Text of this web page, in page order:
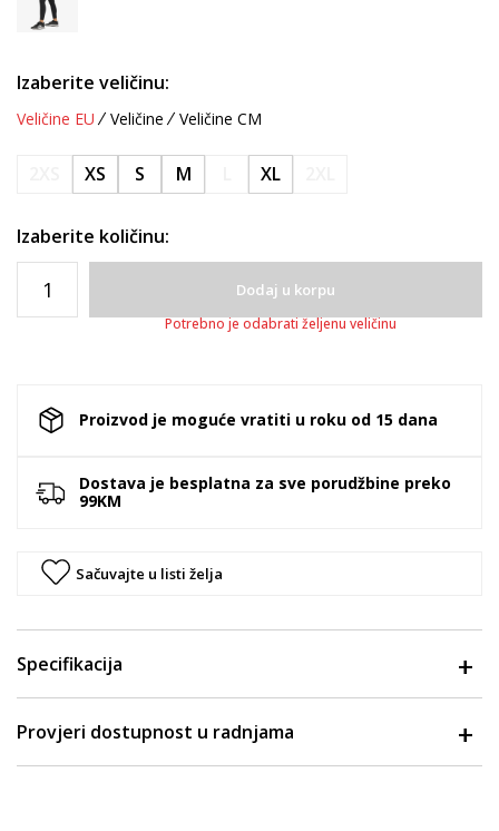
Izaberite veličinu:
Veličine EU Veličine Veličine CM
XS S M XL
Izaberite količinu:
Dodaj u korpu
Potrebno je odabrati željenu veličinu
Proizvod je moguće vratiti u roku od 15 dana
Dostava je besplatna za sve porudžbine preko
99KM
Sačuvajte u listi želja
Specifikacija
Provjeri dostupnost u radnjama